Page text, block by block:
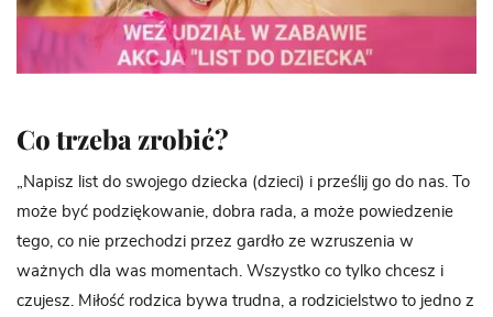
Co trzeba zrobić?
„Napisz list do swojego dziecka (dzieci) i prześlij go do nas. To
może być podziękowanie, dobra rada, a może powiedzenie
tego, co nie przechodzi przez gardło ze wzruszenia w
ważnych dla was momentach. Wszystko co tylko chcesz i
czujesz. Miłość rodzica bywa trudna, a rodzicielstwo to jedno z